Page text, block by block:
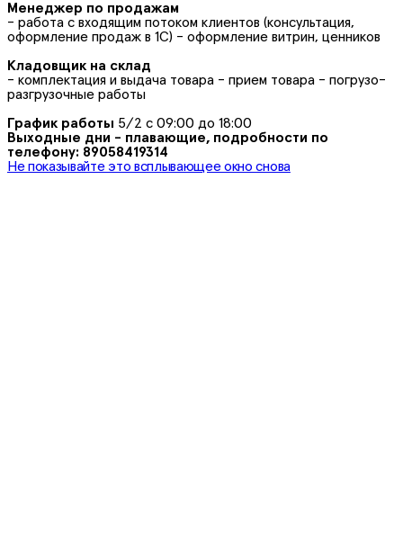
Менеджер по продажам
- работа с входящим потоком клиентов (консультация,
оформление продаж в 1С) - оформление витрин, ценников
Кладовщик на склад
- комплектация и выдача товара - прием товара - погрузо-
разгрузочные работы
График работы 5/2 с 09:00 до 18:00
Выходные дни - плавающие, подробности по
телефону: 89058419314
Не показывайте это всплывающее окно снова